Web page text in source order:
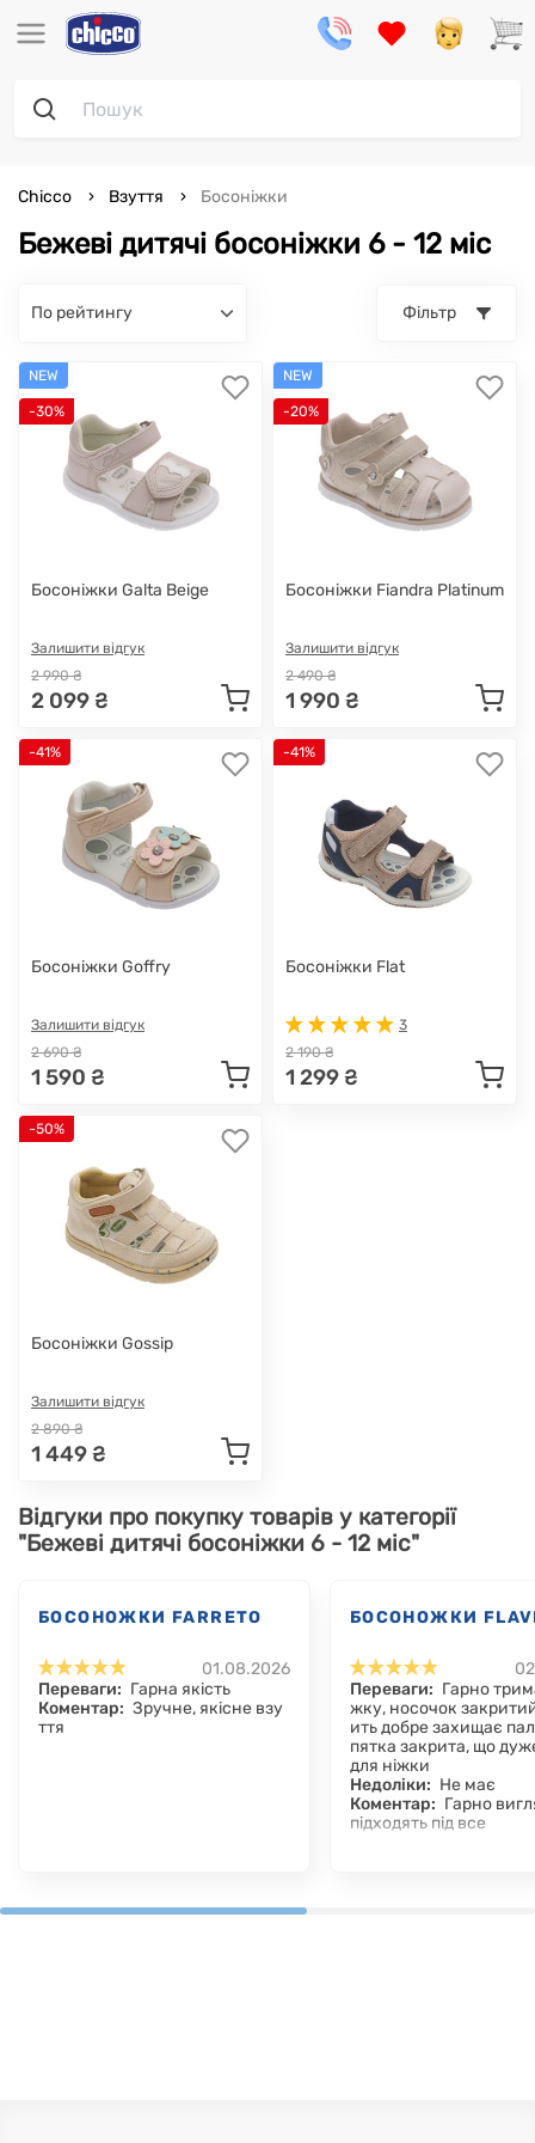
Бежеві дитячі босоніжки 6 - 12 міс
Chicco Взуття Босоніжки
по рейтингу Фільтр
NEW
-30%
Босоніжки Galta Beige
Залишити відгук
2 990 ₴
2 099 ₴
NEW
-20%
Босоніжки Fiandra Platinum
Залишити відгук
2 490 ₴
1 990 ₴
-41%
Босоніжки Goffry
Залишити відгук
2 690 ₴
1 590 ₴
-41%
Босоніжки Flat
3
2 190 ₴
1 299 ₴
-50%
Босоніжки Gossip
Залишити відгук
2 890 ₴
1 449 ₴
Відгуки про покупку товарів у категорії
"Бежеві дитячі босоніжки 6 - 12 міс"
БОСОНОЖКИ FARRETO
01.08.2026
Переваги: Гарна якість
Коментар: Зручне, якісне взу
ття
БОСОНОЖКИ
Переваги: Гарно
жку, носочок
ить добре захищає
пятка закрита, що
для ніжки
Недоліки: Не має
Коментар: Гарно
підходять під все